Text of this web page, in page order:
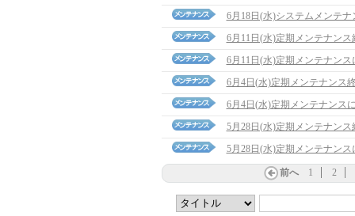
6月18日(水)システムメンテナ
6月11日(水)定期メンテナン
6月11日(水)定期メンテナンス
6月4日(水)定期メンテナンス
6月4日(水)定期メンテナンス
5月28日(水)定期メンテナン
5月28日(水)定期メンテナンス
前へ 1 2